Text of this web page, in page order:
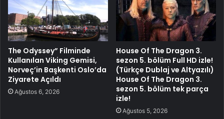
The Odyssey” Filminde
Kullanılan Viking Gemisi,
Norveç’in Başkenti Oslo’da
Ziyarete Açıldı
Ağustos 6, 2026
House Of The Dragon 3.
sezon 5. bölüm Full HD izle!
(Türkçe Dublaj ve Altyazılı)
House Of The Dragon 3.
sezon 5. bölüm tek parça
izle!
Ağustos 5, 2026